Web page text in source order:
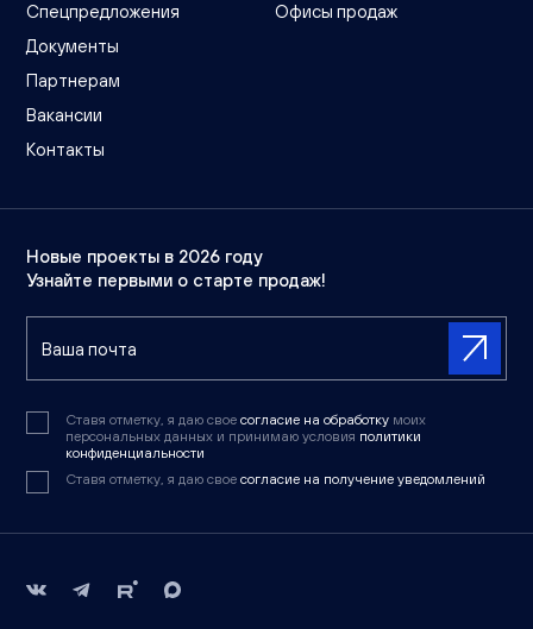
Спецпредложения
Документы
Партнерам
Вакансии
Контакты
Офисы продаж
Новые проекты в 2026 году
Узнайте первыми о старте продаж!
Ставя отметку, я даю свое согласие на обработку моих
персональных данных и принимаю условия политики
конфиденциальности
Ставя отметку, я даю свое согласие на получение уведомлений